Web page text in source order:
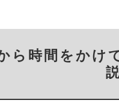
ら時間をかけ